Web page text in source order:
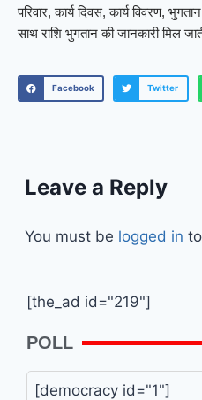
परिवार, कार्य दिवस, कार्य विवरण,
साथ राशि भुगतान की जानकारी मिल
Facebook Twitter
Leave a Reply
You must be logged in
[the_ad id="219"]
POLL
[democracy id="1"]